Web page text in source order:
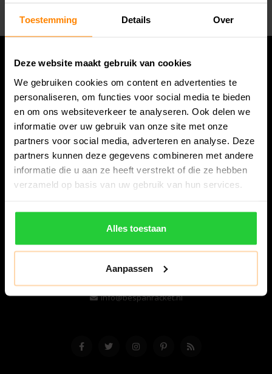
Toestemming Details Over
Deze website maakt gebruik van cookies
We gebruiken cookies om content en advertenties te
personaliseren, om functies voor social media te bieden
en om ons websiteverkeer te analyseren. Ook delen we
informatie over uw gebruik van onze site met onze
partners voor social media, adverteren en analyse. Deze
partners kunnen deze gegevens combineren met andere
informatie die u aan ze heeft verstrekt of die ze hebben
verzameld op basis van uw gebruik van hun services.
Alles toestaan
Aanpassen
Bespanracket.nl is dé racketspecialist van Lelystad en
omstreken.
Snijdersstraat 6
8224 AA Lelystad
Nederland
06-57276080
info@bespanracket.nl